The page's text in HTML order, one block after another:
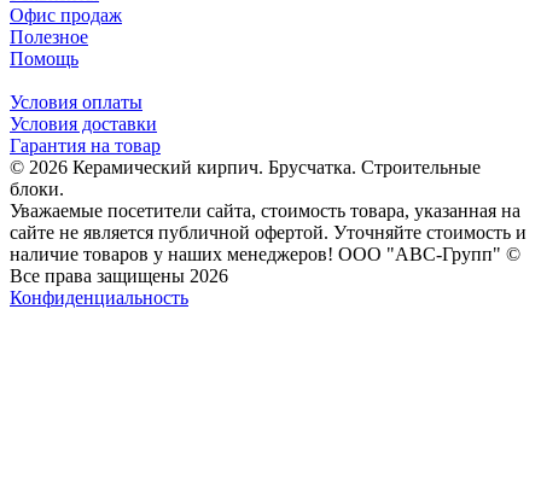
Офис продаж
Полезное
Помощь
Условия оплаты
Условия доставки
Гарантия на товар
© 2026 Керамический кирпич. Брусчатка. Строительные
блоки.
Уважаемые посетители сайта, стоимость товара, указанная на
сайте не является публичной офертой. Уточняйте стоимость и
наличие товаров у наших менеджеров! ООО "АВС-Групп" ©
Все права защищены 2026
Конфиденциальность